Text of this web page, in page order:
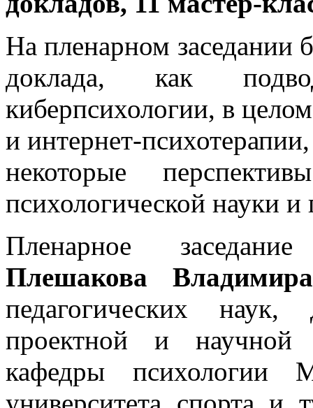
На пленарном заседании
доклада, как
киберпсихологии, в
и интернет-
некоторые
психологической науки и
Пленарное
Плешакова
педагогических наук,
проектной и научной
кафедры психологии